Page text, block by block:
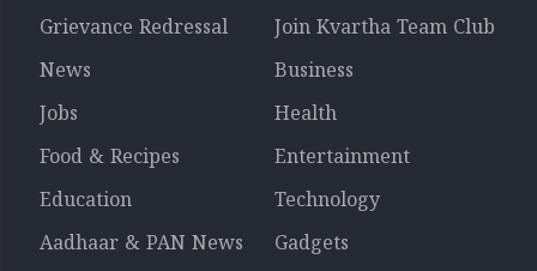
Grievance Redressal
Join Kvartha Team Club
News
Business
Jobs
Health
Food & Recipes
Entertainment
Education
Technology
Aadhaar & PAN News
Gadgets